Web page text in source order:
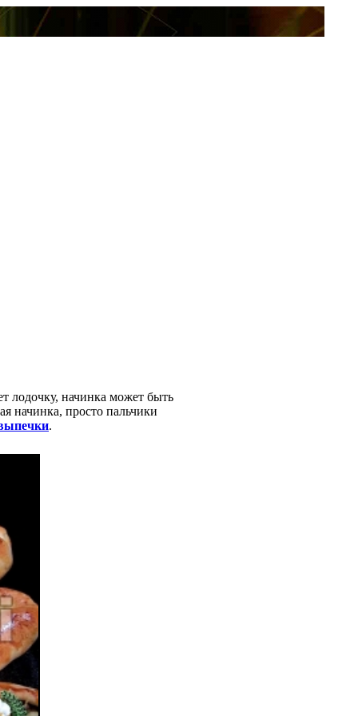
лодочку, начинка может быть
начинка, просто пальчики
.